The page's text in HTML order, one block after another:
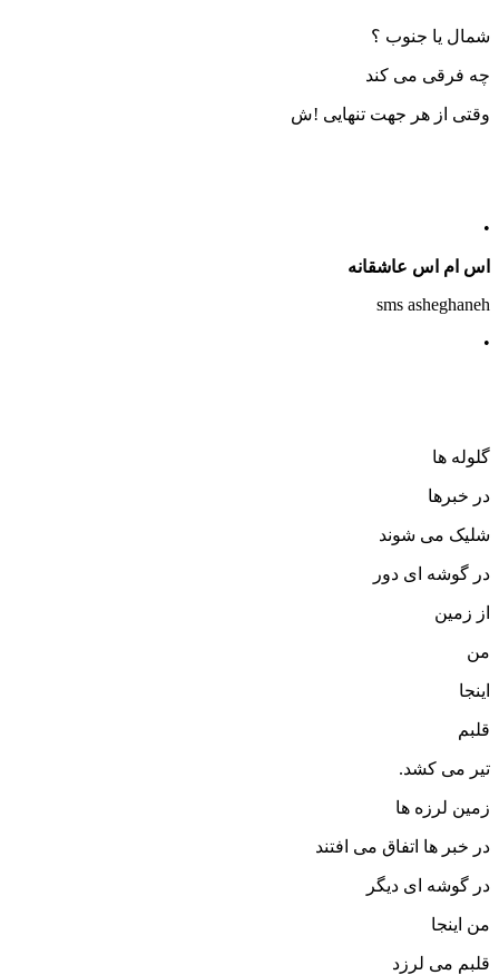
شمال یا جنوب ؟
چه فرقی می کند
وقتی از هر جهت تنهایی !ش
•
اس ام اس عاشقانه
sms asheghaneh
•
گلوله ها
در خبرها
شلیک می شوند
در گوشه ای دور
از زمین
من
اینجا
قلبم
تیر می کشد.
زمین لرزه ها
در خبر ها اتفاق می افتند
در گوشه ای دیگر
من اینجا
قلبم می لرزد